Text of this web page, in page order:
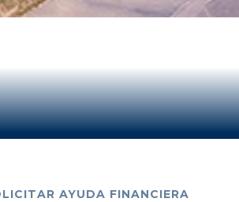
AYUDA FINANCIERA